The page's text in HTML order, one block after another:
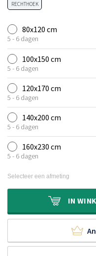
RECHTHOEK
80x120 cm
5 - 6 dagen
100x150 cm
5 - 6 dagen
120x170 cm
5 - 6 dagen
140x200 cm
5 - 6 dagen
160x230 cm
5 - 6 dagen
Selecteer een afmeting
IN